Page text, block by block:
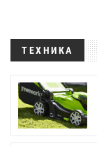
ТЕХНИКА